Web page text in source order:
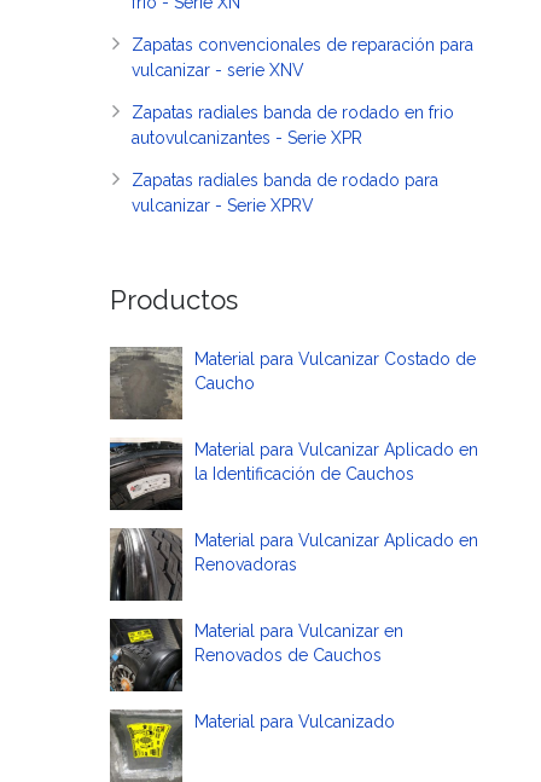
Zapatas convencionales de reparación para
vulcanizar - serie XNV
Zapatas radiales banda de rodado en frio
autovulcanizantes - Serie XPR
Zapatas radiales banda de rodado para
vulcanizar - Serie XPRV
Productos
Material para Vulcanizar Costado de
Caucho
Material para Vulcanizar Aplicado en
la Identificación de Cauchos
Material para Vulcanizar Aplicado en
Renovadoras
Material para Vulcanizar en
Renovados de Cauchos
Material para Vulcanizado